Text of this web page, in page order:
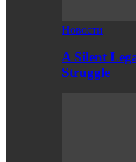
Новости
A Silent
Struggle